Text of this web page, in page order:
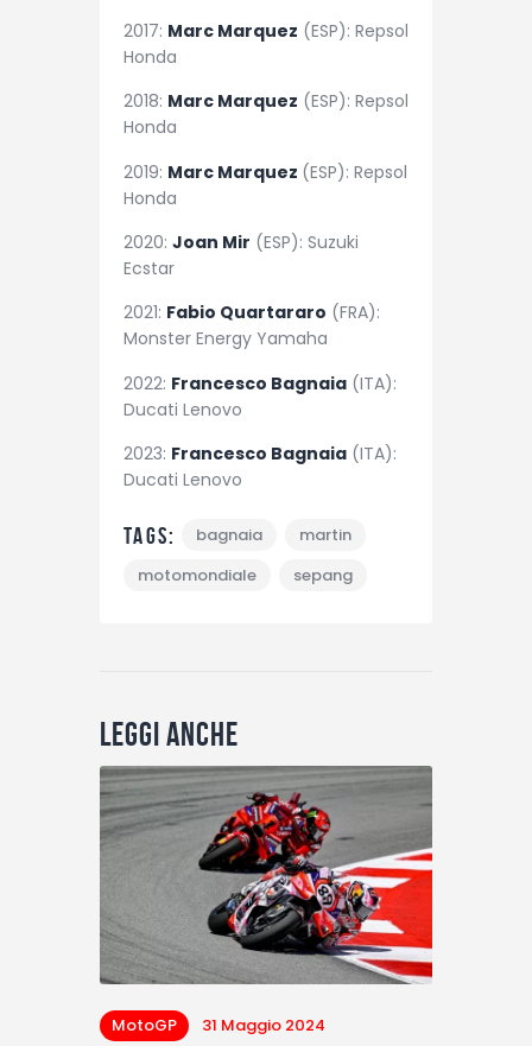
2017: Marc Marquez (ESP): Repsol
Honda
2018: Marc Marquez (ESP): Repsol
Honda
2019: Marc Marquez (ESP): Repsol
Honda
2020: Joan Mir (ESP): Suzuki
Ecstar
2021: Fabio Quartararo (FRA):
Monster Energy Yamaha
2022: Francesco Bagnaia (ITA):
Ducati Lenovo
2023: Francesco Bagnaia (ITA):
Ducati Lenovo
Tags: bagnaia
martin
motomondiale
sepang
Leggi anche
MotoGP 31 Maggio 2024